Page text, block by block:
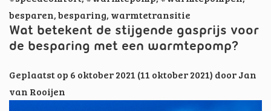
besparen,besparing, warmtetransitie
Wat betekent de stijgende gasprijs voor
de besparing met een warmtepomp?
Geplaatst op 6 oktober 2021 (11 oktober 2021) doorJan
van Rooijen